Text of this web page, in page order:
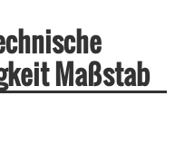
Maßstab